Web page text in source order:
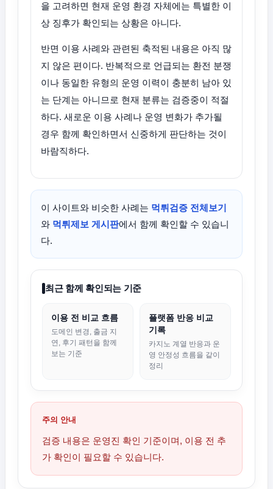
을 고려하면 현재 운영 환경 자체에는 특별한 이
상 징후가 확인되는 상황은 아니다.
반면 이용 사례와 관련된 축적된 내용은 아직 많
지 않은 편이다. 반복적으로 언급되는 환전 분쟁
이나 동일한 유형의 운영 이력이 충분히 남아 있
는 단계는 아니므로 현재 분류는 검증중이 적절
하다. 새로운 이용 사례나 운영 변화가 추가될
경우 함께 확인하면서 신중하게 판단하는 것이
바람직하다.
이 사이트와 비슷한 사례는 먹튀검증 전체보기
와 먹튀제보 게시판에서 함께 확인할 수 있습니
다.
최근 함께 확인되는 기준
이용 전 비교 흐름
도메인 변경, 출금 지
연, 후기 패턴을 함께
보는 기준
플랫폼 반응 비교
기록
카지노 계열 반응과 운
영 안정성 흐름을 같이
정리
주의 안내
검증 내용은 운영진 확인 기준이며, 이용 전 추
가 확인이 필요할 수 있습니다.